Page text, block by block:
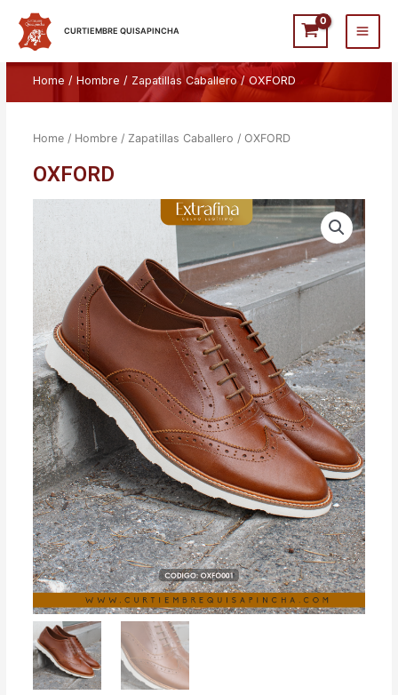
contenido
CURTIEMBRE QUISAPINCHA
Main
Home /Hombre / Zapatillas Caballero/ OXFORD
Home / Hombre /Zapatillas Caballero / OXFORD
OXFORD